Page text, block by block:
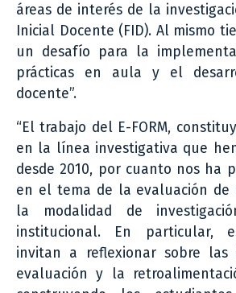
áreas de interés de la
Inicial Docente (FID). Al mismo
un desafío para la
prácticas en aula y el
docente”.
“El trabajo del E-FORM,
en la línea investigativa que
desde 2010, por cuanto nos ha
en el tema de la evaluación de
la modalidad de
institucional. En particular,
invitan a reflexionar sobre las
evaluación y la